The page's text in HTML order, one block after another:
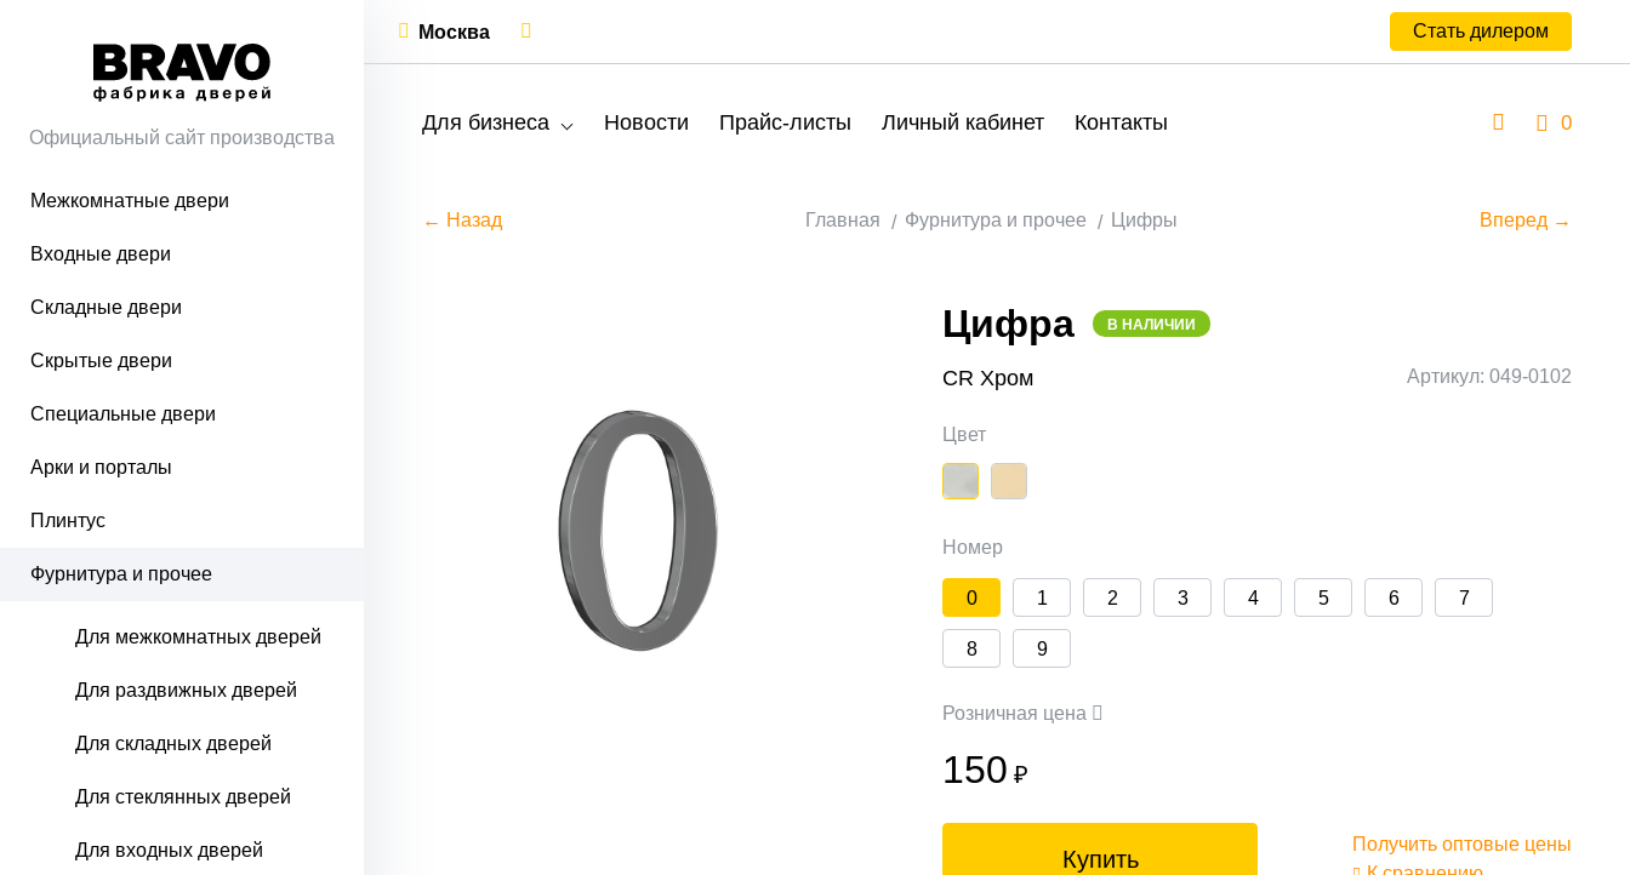
Официальный сайт производства
Межкомнатные двери
Входные двери
Складные двери
Скрытые двери
Специальные двери
Арки и порталы
Плинтус
Фурнитура и прочее
Для межкомнатных дверей
Для раздвижных дверей
Для складных дверей
Для стеклянных дверей
Для входных дверей
Москва Стать дилером
Для бизнеса Новости Прайс-листы Личный кабинет Контакты 0
← Назад Главная Фурнитура и прочее Цифры Вперед →
Цифра В НАЛИЧИИ
CR Хром Артикул: 049-0102
Цвет
Номер
0 1 2 3 4 5 6 7
8 9
Розничная цена
150 ₽
Купить
Получить оптовые цены